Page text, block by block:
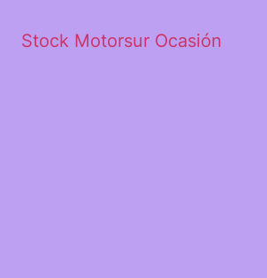
Stock Motorsur Ocasión